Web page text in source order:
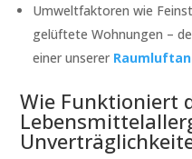
Umweltfaktoren wie
gelüftete Wohnungen –
einer unserer
Wie Funktioniert